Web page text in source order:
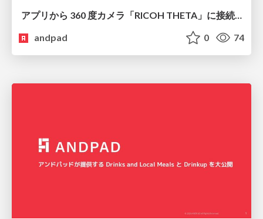
アプリから 360 度カメラ「RICOH THETA」に接続して写真を撮影する
andpad
0 74